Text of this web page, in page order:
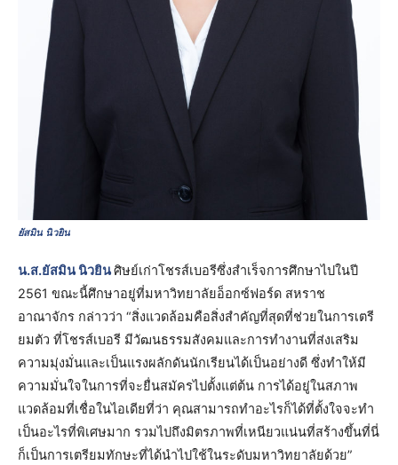
ยัสมิน นิวยิน
น.ส.ยัสมิน นิวยินศิษย์เก่าโชรส์เบอรีซึ่งสำเร็จการศึกษาไปในปี
2561 ขณะนี้ศึกษาอยู่ที่มหาวิทยาลัยอ็อกซ์ฟอร์ด สหราช
อาณาจักร กล่าวว่า “สิ่งแวดล้อมคือสิ่งสำคัญที่สุดที่ช่วยในการเตรี
ยมตัว ที่โชรส์เบอรี มีวัฒนธรรมสังคมและการทำงานที่ส่งเสริม
ความมุ่งมั่นและเป็นแรงผลักดันนักเรียนได้เป็นอย่างดี ซึ่งทำให้มี
ความมั่นใจในการที่จะยื่นสมัครไปตั้งแต่ต้น การได้อยู่ในสภาพ
แวดล้อมที่เชื่อในไอเดียที่ว่า คุณสามารถทำอะไรก็ได้ที่ตั้งใจจะทำ
เป็นอะไรที่พิเศษมาก รวมไปถึงมิตรภาพที่เหนียวแน่นที่สร้างขึ้นที่นี่
ก็เป็นการเตรียมทักษะที่ได้นำไปใช้ในระดับมหาวิทยาลัยด้วย”